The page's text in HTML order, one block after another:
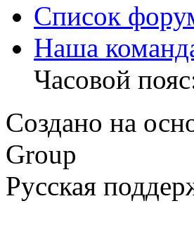
Список
Наша
Часовой
Создано на
Group
Русская